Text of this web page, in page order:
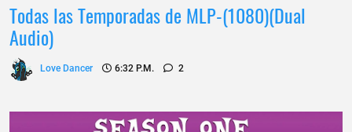
Todas las Temporadas de MLP-(1080)(Dual
Audio)
Love Dancer 6:32 P.m. 2